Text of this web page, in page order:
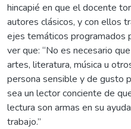
hincapié en que el docente
autores clásicos, y con ellos
ejes temáticos programados
ver que: “No es necesario
artes, literatura, música u
persona sensible y de gusto
sea un lector conciente de
lectura son armas en su
trabajo.”